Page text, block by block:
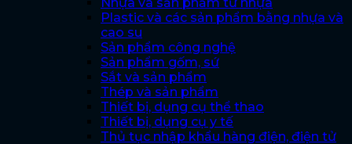
Plastic và các sản phẩm bằng nhựa và
cao su
Sản phẩm công nghệ
Sản phẩm gốm, sứ
Sắt và sản phẩm
Thép và sản phẩm
Thiết bị, dụng cụ thể thao
Thiết bị, dụng cụ y tế
Thủ tục nhập khẩu hàng điện, điện tử